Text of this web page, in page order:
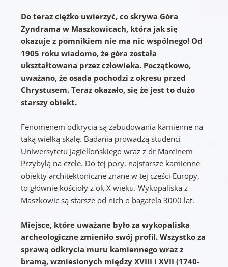
Do teraz ciężko uwierzyć, co skrywa Góra
Zyndrama w Maszkowicach, która jak się
okazuje z pomnikiem nie ma nic wspólnego! Od
1905 roku wiadomo, że góra została
ukształtowana przez człowieka. Początkowo,
uważano, że osada pochodzi z okresu przed
Chrystusem. Teraz okazało, się że jest to dużo
starszy obiekt.
Fenomenem odkrycia są zabudowania kamienne na
taką wielką skalę. Badania prowadzą studenci
Uniwersytetu Jagiellońskiego wraz z dr Marcinem
Przybyłą na czele. Do tej pory, najstarsze kamienne
obiekty architektoniczne znane w tej części Europy,
to głównie kościoły z ok X wieku. Wykopaliska z
Maszkowic są starsze od nich o bagatela 3000 lat.
Miejsce, które uważane było za wykopaliska
archeologiczne zmieniło swój profil. Wszystko za
sprawą odkrycia muru kamiennego wraz z
bramą, wzniesionych między XVIII i XVII (1740-